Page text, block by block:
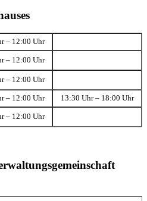
– 12:00 Uhr
– 12:00 Uhr
– 12:00 Uhr
– 12:00 Uhr 13:30 Uhr – 18:00 Uhr
– 12:00 Uhr